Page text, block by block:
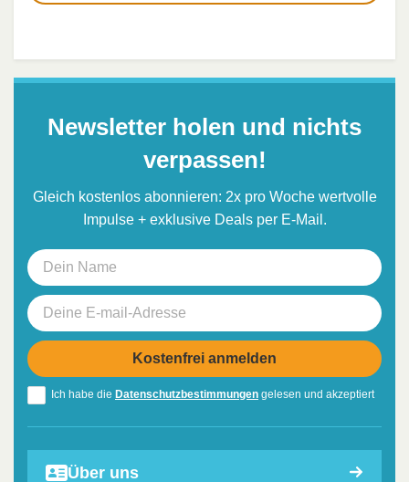
Newsletter holen und nichts
verpassen!
Gleich kostenlos abonnieren: 2x pro Woche wertvolle
Impulse + exklusive Deals per E-Mail.
Ich habe die Datenschutzbestimmungen gelesen und akzeptiert
Über uns